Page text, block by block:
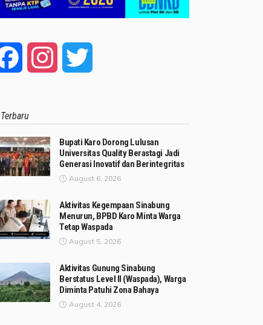
Facebook Instagram
Terbaru
Bupati Karo Dorong Lulusan
Universitas Quality Berastagi Jadi
Generasi Inovatif dan Berintegritas
August 6, 2026
Aktivitas Kegempaan Sinabung
Menurun, BPBD Karo Minta Warga
Tetap Waspada
August 5, 2026
Aktivitas Gunung Sinabung
Berstatus Level II (Waspada), Warga
Diminta Patuhi Zona Bahaya
August 4, 2026